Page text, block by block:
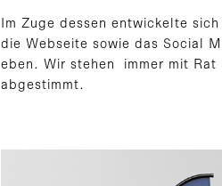
Im Zuge dessen entwickelte
die Webseite sowie das Social
eben. Wir stehen immer mit
abgestimmt.